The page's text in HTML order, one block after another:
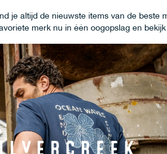
je altijd de nieuwste items van de
merk nu in één oogopslag en